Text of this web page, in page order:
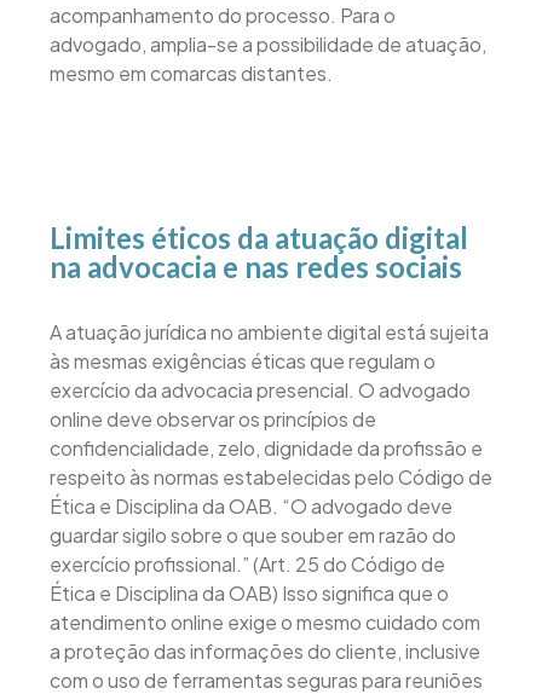
acompanhamento do processo. Para o
advogado, amplia-se a possibilidade de atuação,
mesmo em comarcas distantes.
Limites éticos da atuação digital
na advocacia e nas redes sociais
A atuação jurídica no ambiente digital está sujeita
às mesmas exigências éticas que regulam o
exercício da advocacia presencial. O advogado
online deve observar os princípios de
confidencialidade, zelo, dignidade da profissão e
respeito às normas estabelecidas pelo Código de
Ética e Disciplina da OAB. “O advogado deve
guardar sigilo sobre o que souber em razão do
exercício profissional.” (Art. 25 do Código de
Ética e Disciplina da OAB) Isso significa que o
atendimento online exige o mesmo cuidado com
a proteção das informações do cliente, inclusive
com o uso de ferramentas seguras para reuniões